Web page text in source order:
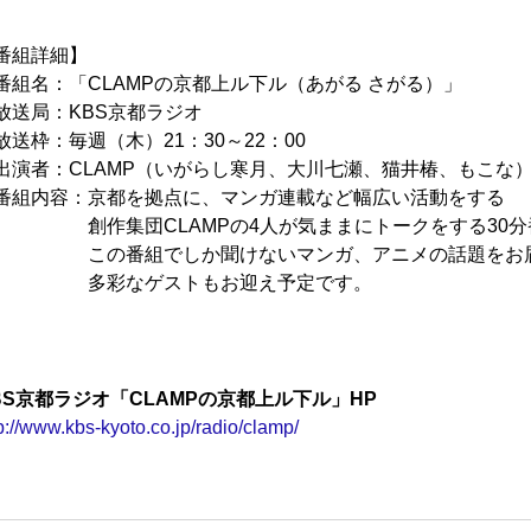
組詳細】
名：「CLAMPの京都上ル下ル（あがる さがる）」
送局：KBS京都ラジオ
送枠：毎週（木）21：30～22：00
者：CLAMP（いがらし寒月、大川七瀬、猫井椿、もこな）
内容：京都を拠点に、マンガ連載など幅広い活動をする
作集団CLAMPの4人が気ままにトークをする30分
の番組でしか聞けないマンガ、アニメの話題をお届
彩なゲストもお迎え予定です。
京都ラジオ「CLAMPの京都上ル下ル」HP
www.kbs-kyoto.co.jp/radio/clamp/